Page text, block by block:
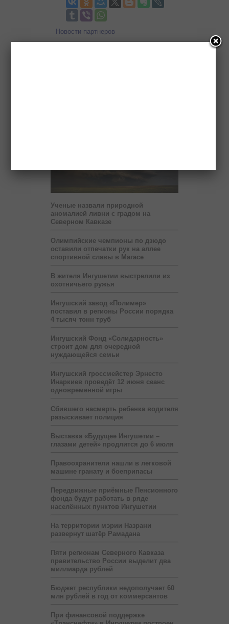
Новости партнеров
Ученые назвали природной
аномалией ливни с градом на
Северном Кавказе
Олимпийские чемпионы по дзюдо
оставили отпечатки рук на аллее
спортивной славы в Магасе
В жителя Ингушетии выстрелили из
охотничьего ружья
Ингушский завод «Полимер»
поставил в регионы России порядка
4 тысяч тонн труб
Ингушский Фонд «Солидарность»
строит дом для очередной
нуждающейся семьи
Ингушский гроссмейстер Эрнесто
Инаркиев проведёт 12 июня сеанс
одновременной игры
Сбившего насмерть ребенка водителя
разыскивает полиция
Выставка «Будущее Ингушетии –
глазами детей» продлится до 6 июля
Правоохранители нашли в легковой
машине гранату и боеприпасы
Передвижные приёмные Пенсионного
фонда будут работать в ряде
населённых пунктов Ингушетии
На территории мэрии Назрани
развернут шатёр Рамадана
Пяти регионам Северного Кавказа
правительство России выделит два
миллиарда рублей
Бюджет республики недополучает 60
млн рублей в год от коммерсантов
При финансовой поддержке